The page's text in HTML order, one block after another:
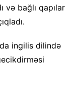
və bağlı qapılar
ingilis dilində